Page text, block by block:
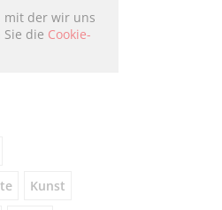
mit der wir uns
die Cookie-
Kunst